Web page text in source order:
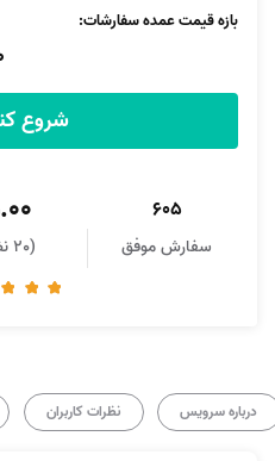
بازه قیمت عمده سفارشات:
شروع
605
سفارش موفق (20 نظر)
درباره سرویس نظرات کاربران